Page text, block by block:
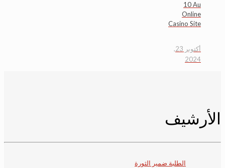
10 Au
Online
Casino Site
أكتوبر 23,
2024
الأرشيف
الطلبة ضمير الثورة